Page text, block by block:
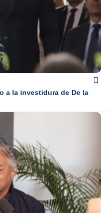
a la investidura de De la